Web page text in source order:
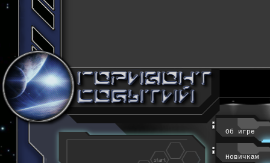
Об игре
Новичкам